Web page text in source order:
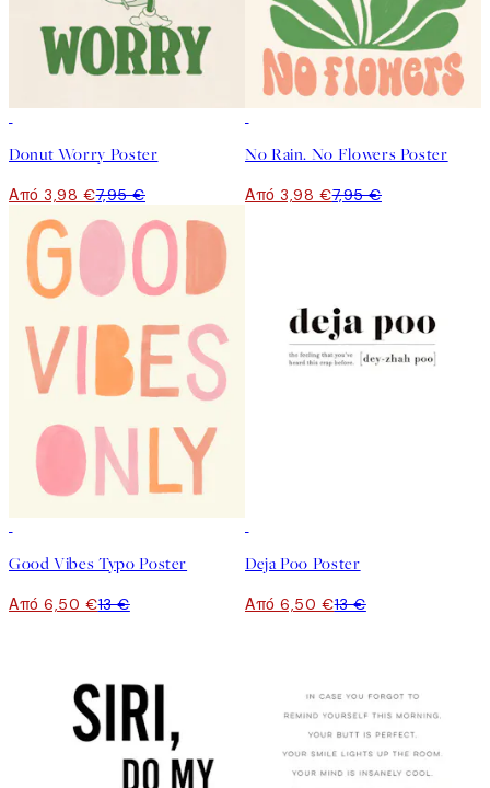
Donut Worry Poster
Από 3,98 €7,95 €
No Rain. No Flowers Poster
Από 3,98 €7,95 €
Good Vibes Typo Poster
Από 6,50 €13 €
Deja Poo Poster
Από 6,50 €13 €